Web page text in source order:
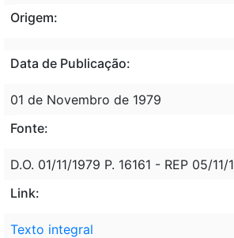
Origem:
Data de Publicação:
01 de Novembro de 1979
Fonte:
D.O. 01/11/1979 P. 16161 - REP 05/
Link:
Texto integral